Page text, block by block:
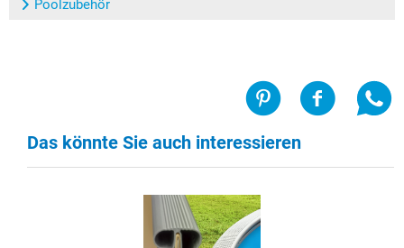
Poolzubehör
Das könnte Sie auch interessieren